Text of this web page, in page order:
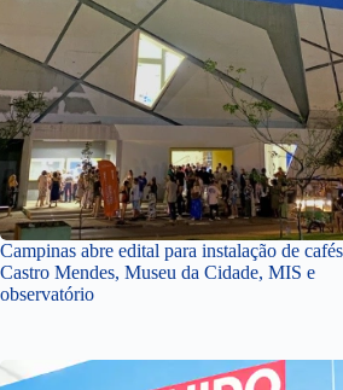
Campinas abre edital para instalação de
Castro Mendes, Museu da Cidade, MIS e
observatório